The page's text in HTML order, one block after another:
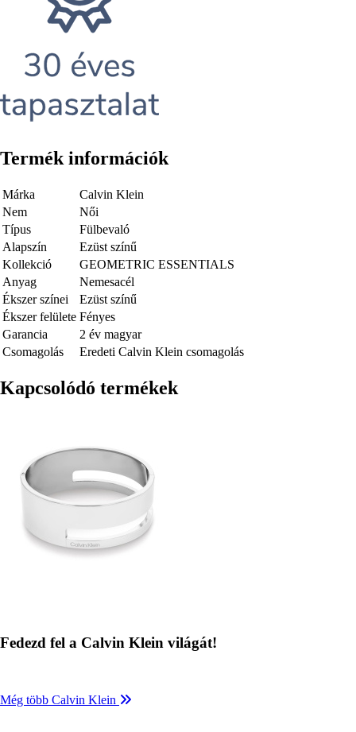
Termék információk
Márka
Calvin Klein
Nem
Női
Típus
Fülbevaló
Alapszín
Ezüst színű
Kollekció
GEOMETRIC ESSENTIALS
Anyag
Nemesacél
Ékszer színei
Ezüst színű
Ékszer felülete Fényes
Garancia
2 év magyar
Csomagolás
Eredeti Calvin Klein csomagolás
Kapcsolódó termékek
Fedezd fel a Calvin Klein világát!
Még több Calvin Klein